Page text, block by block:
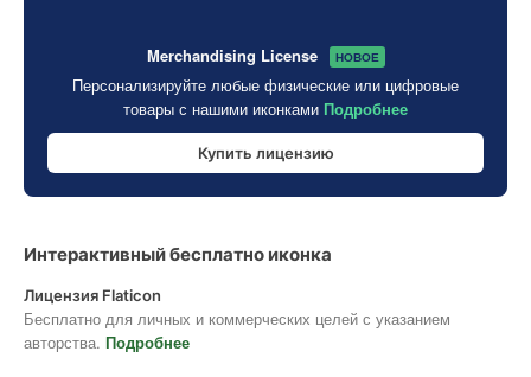
Merchandising License НОВОЕ
Персонализируйте любые физические или цифровые
товары с нашими иконками Подробнее
Купить лицензию
Интерактивный бесплатно иконка
Лицензия Flaticon
Бесплатно для личных и коммерческих целей с указанием
авторства. Подробнее